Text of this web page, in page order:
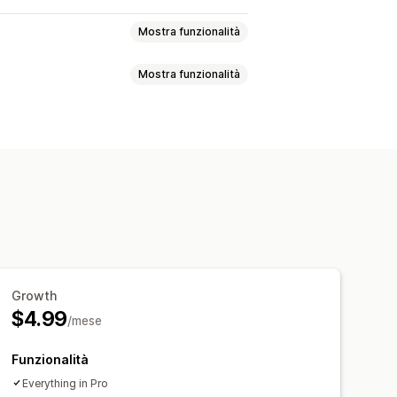
Mostra funzionalità
Mostra funzionalità
Pagina del carrello
dei prodotti
Growth
$4.99/mese
Funzionalità
Everything in Pro